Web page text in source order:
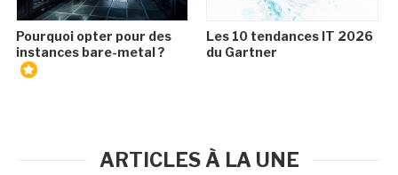
Pourquoi opter pour des
instances bare-metal ?
Les 10 tendances IT 2026
du Gartner
ARTICLES À LA UNE